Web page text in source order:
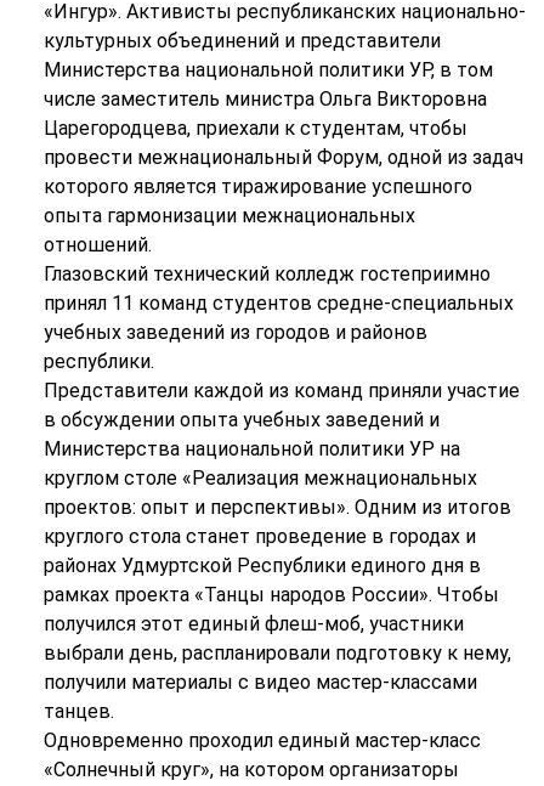
«Ингур». Активисты республиканских национально-
культурных объединений и представители
Министерства национальной политики УР, в том
числе заместитель министра Ольга Викторовна
Царегородцева, приехали к студентам, чтобы
провести межнациональный Форум, одной из задач
которого является тиражирование успешного
опыта гармонизации межнациональных
отношений.
Глазовский технический колледж гостеприимно
принял 11 команд студентов средне-специальных
учебных заведений из городов и районов
республики.
Представители каждой из команд приняли участие
в обсуждении опыта учебных заведений и
Министерства национальной политики УР на
круглом столе «Реализация межнациональных
проектов: опыт и перспективы». Одним из итогов
круглого стола станет проведение в городах и
районах Удмуртской Республики единого дня в
рамках проекта «Танцы народов России». Чтобы
получился этот единый флеш-моб, участники
выбрали день, распланировали подготовку к нему,
получили материалы с видео мастер-классами
танцев.
Одновременно проходил единый мастер-класс
«Солнечный круг», на котором организаторы